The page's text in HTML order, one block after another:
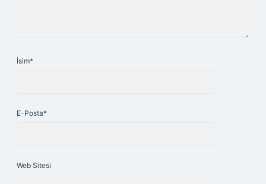
İsim*
E-Posta*
Web Sitesi